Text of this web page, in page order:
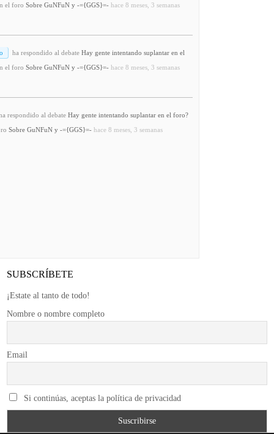
el foro Sobre GuNFuN y -={GGS}=- hace 8 meses, 3 semanas
ha respondido al debate Hay gente intentando suplantar en el
el foro Sobre GuNFuN y -={GGS}=- hace 8 meses, 3 semanas
respondido al debate Hay gente intentando suplantar en el foro?
Sobre GuNFuN y -={GGS}=- hace 8 meses, 3 semanas
SUBSCRÍBETE
¡Estate al tanto de todo!
Nombre o nombre completo
Email
Si continúas, aceptas la política de privacidad